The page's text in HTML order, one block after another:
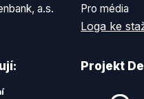
a.s. Pro média
Loga ke
Projekt